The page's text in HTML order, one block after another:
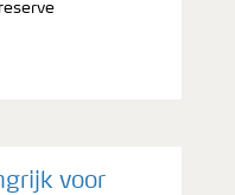
voor